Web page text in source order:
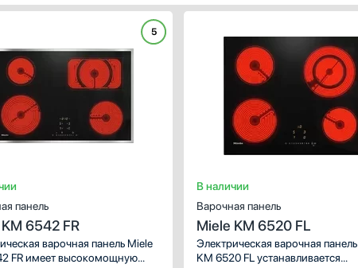
выключение
от перегрева
от перелива
все
Показать все
Количество электрических
конфорок
2
3
1
Показать все
5
панель
6542 FR
варочная панель Miele
FR имеет высокомощную
В наличии
Варочная панель
Miele KM 6520 FL
Электрическая варочная
KM 6520 FL устанавливается